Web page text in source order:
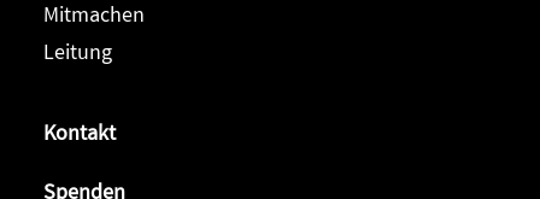
Mitmachen
Leitung
Kontakt